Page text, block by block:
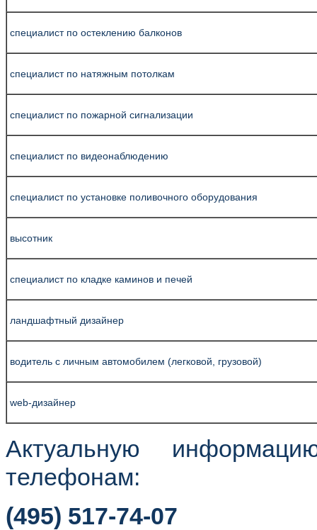
специалист по остеклению балконов
специалист по натяжным потолкам
специалист по пожарной сигнализации
специалист по видеонаблюдению
специалист по установке поливочного оборудования
высотник
специалист по кладке каминов и печей
ландшафтный дизайнер
водитель с личным автомобилем (легковой, грузовой)
web-дизайнер
Актуальную
телефонам:
(495) 517-74-07